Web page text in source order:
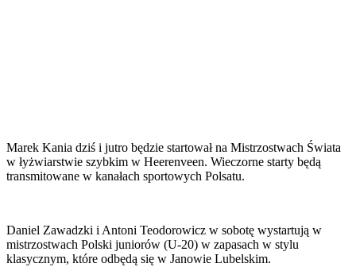
Marek Kania dziś i jutro będzie startował na Mistrzostwach Świata
w łyżwiarstwie szybkim w Heerenveen. Wieczorne starty będą
transmitowane w kanałach sportowych Polsatu.
Daniel Zawadzki i Antoni Teodorowicz w sobotę wystartują w
mistrzostwach Polski juniorów (U-20) w zapasach w stylu
klasycznym, które odbędą się w Janowie Lubelskim.